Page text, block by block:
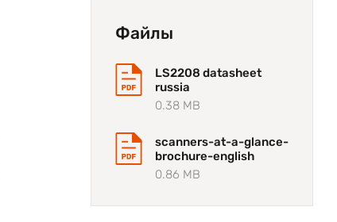
Файлы
LS2208 datasheet
russia
0.38 MB
scanners-at-a-glance-
brochure-english
0.86 MB